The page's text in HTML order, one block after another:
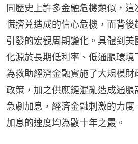
同歷史上許多金融危機類似，
慌擠兑造成的信心危機，而背後
引發的宏觀周期變化。具體到
化源於長期低利率、低通脹環境
為救助經濟金融實施了大規模
政策，加之供應鏈混亂造成通脹
急劇加息，經濟金融刺激的力度
加息的速度均為數十年之最。